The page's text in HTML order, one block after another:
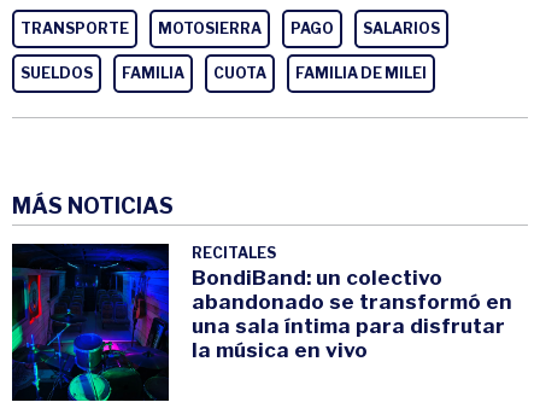
TRANSPORTE MOTOSIERRA PAGO SALARIOS
SUELDOS FAMILIA CUOTA FAMILIA DE MILEI
MÁS NOTICIAS
RECITALES
BondiBand: un colectivo
abandonado se transformó en
una sala íntima para disfrutar
la música en vivo